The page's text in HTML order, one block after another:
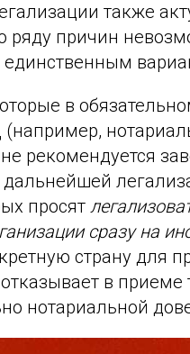
также
ряду причин
в
рекомендуется
дальнейшей
просят
сразу на
страну для
в приеме
нотариальной